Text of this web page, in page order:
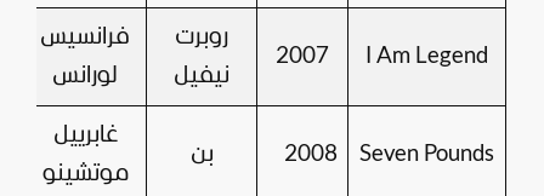
I Am Legend
2007
روبرت
نيفيل
فرانسيس
لورانس
Seven Pounds
2008 بن
غابرييل
موتشينو